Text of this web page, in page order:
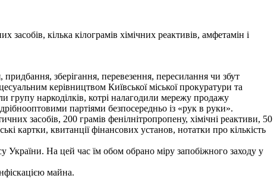
кілька кілограмів хімічних реактивів, амфетамін і
придбання, зберігання, перевезення, пересилання чи збут
керівництвом Київської міської прокуратури та
групу наркоділків, котрі налагодили мережу продажу
партіями безпосередньо із «рук в руки».
засобів, 200 грамів фенілнітропропену, хімічні реактиви, 50
картки, квитанції фінансових установ, нотатки про кількість
України. На цей час їм обом обрано міру запобіжного заходу у
майна.